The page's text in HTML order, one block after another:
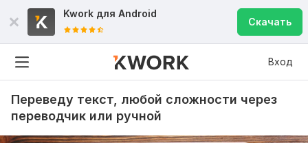
Kwork для Android
Скачать
Вход
Переведу текст, любой сложности через
переводчик или ручной